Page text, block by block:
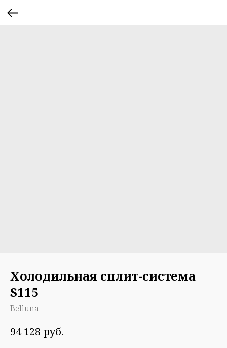
Холодильная сплит-система
S115
Belluna
94 128 руб.